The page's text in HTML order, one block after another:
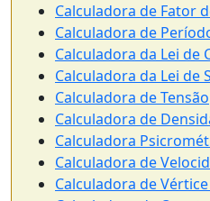
Calculadora de Fator
Calculadora de
Calculadora da Lei de
Calculadora da Lei de
Calculadora de Tensão
Calculadora de
Calculadora
Calculadora de
Calculadora de